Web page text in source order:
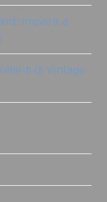
impara a
di Vintage